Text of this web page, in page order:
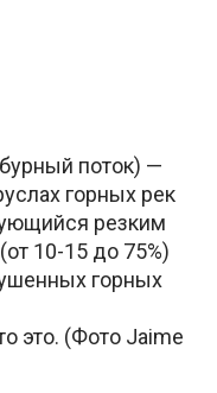
поток) —
горных рек
резким
10-15 до 75%)
горных
это. (Фото Jaime